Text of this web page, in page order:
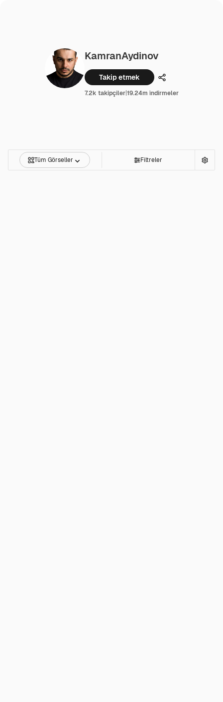
KamranAydinov
Takip etmek Paylaşmak
7.2k takipçiler|19.24m i̇ndirmeler
Tüm Görseller Filtreler